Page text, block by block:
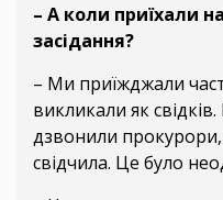
– А коли приїхали
засідання?
– Ми приїжджали
викликали як
дзвонили прокурори,
свідчила. Це було